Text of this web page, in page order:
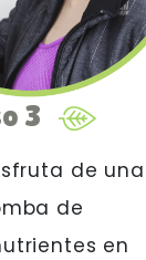
3
de una
de
en